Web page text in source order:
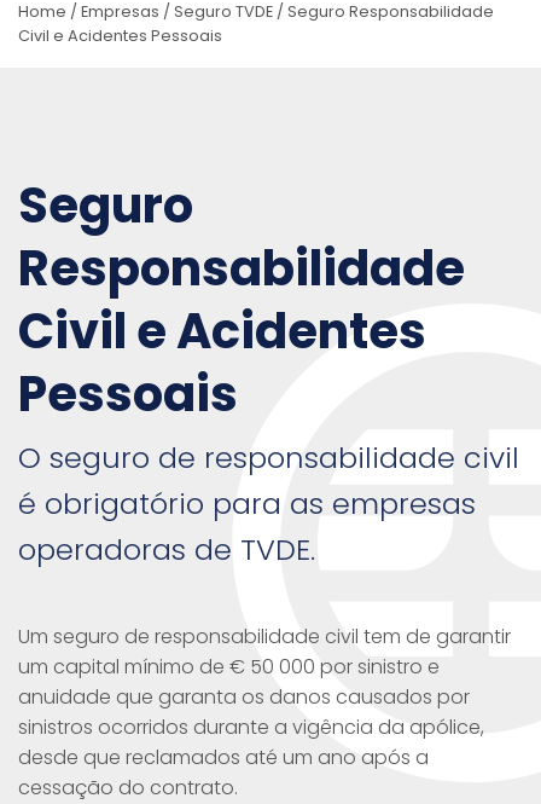
Home / Empresas / Seguro TVDE / Seguro Responsabilidade
Civil e Acidentes Pessoais
Seguro
Responsabilidade
Civil e Acidentes
Pessoais
O seguro de responsabilidade civil
é obrigatório para as empresas
operadoras de TVDE.
Um seguro de responsabilidade civil tem de garantir
um capital mínimo de € 50 000 por sinistro e
anuidade que garanta os danos causados por
sinistros ocorridos durante a vigência da apólice,
desde que reclamados até um ano após a
cessação do contrato.